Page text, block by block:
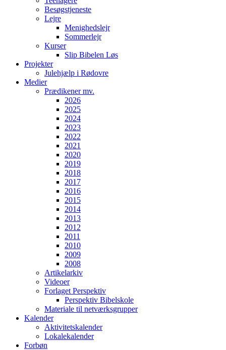
Besøgstjeneste
Lejre
Menighedslejr
Sommerlejr
Kurser
Slip Bibelen Løs
Projekter
Julehjælp i Rødovre
Medier
Prædikener mv.
2026
2025
2024
2023
2022
2021
2020
2019
2018
2017
2016
2015
2014
2013
2012
2011
2010
2009
2008
Artikelarkiv
Videoer
Forlaget Perspektiv
Perspektiv Bibelskole
Materiale til netværksgrupper
Kalender
Aktivitetskalender
Lokalekalender
Forbøn